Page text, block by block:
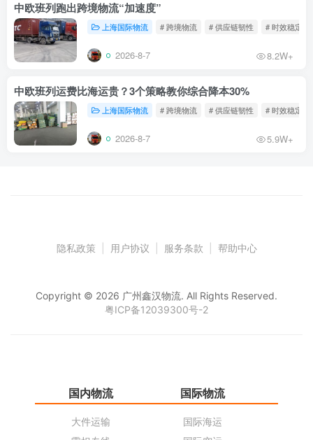
中欧班列跑出跨境物流“加速度”
上海国际物流 # 跨境物流 # 供应链韧性 # 时效稳定
2026-8-7 8.2W+
中欧班列运费比海运贵？3个策略教你综合降本30%
上海国际物流 # 跨境物流 # 供应链韧性 # 时效稳定
2026-8-7 5.9W+
隐私政策 用户协议 服务条款 帮助中心
Copyright © 2026 广州鑫汉物流. All Rights Reserved.
粤ICP备12039300号-2
国内物流
大件运输
国际物流
国际海运